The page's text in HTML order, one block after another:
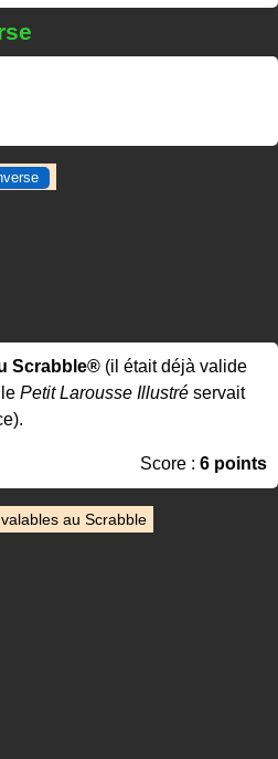
Scrabble® (il était déjà valide
Petit Larousse Illustré servait
Score : 6 points
valables au Scrabble